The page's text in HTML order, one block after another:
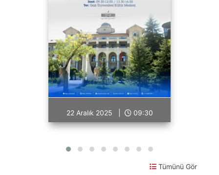
22 Aralık 2025 | 09:30
Tümünü Gör